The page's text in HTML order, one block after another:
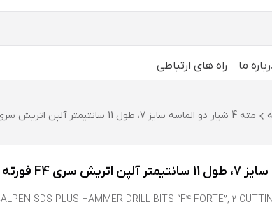
ما راه های ارتباطی
مته 4 شیار دو الماسه سایز 7، طول 11 سانتیمتر آلپن اتریش سری F4 فورته
ALPEN SDS-PLUS HAMMER DRILL BITS “F4 FORTE”, 2